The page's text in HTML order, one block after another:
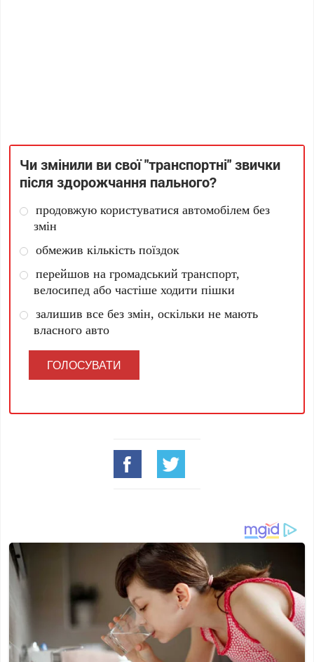
Чи змінили ви свої "транспортні" звички
після здорожчання пального?
продовжую користуватися автомобілем без
змін
обмежив кількість поїздок
перейшов на громадський транспорт,
велосипед або частіше ходити пішки
залишив все без змін, оскільки не мають
власного авто